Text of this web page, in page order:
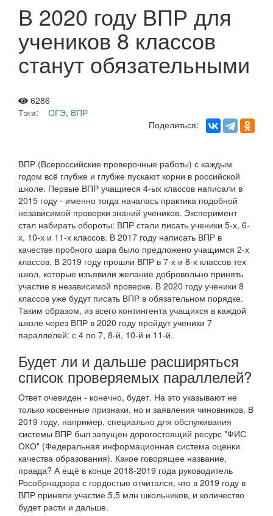
В 2020 году ВПР для
учеников 8 классов
станут обязательными
6286
Тэги:
ОГЭ, ВПР
Поделиться:
ВПР (Всероссийские проверочные работы) с каждым
годом всё глубже и глубже пускают корни в российской
школе. Первые ВПР учащиеся 4-ых классов написали в
2015 году - именно тогда началась практика подобной
независимой проверки знаний учеников. Эксперимент
стал набирать обороты: ВПР стали писать ученики 5-х, 6-
х, 10-х и 11-х классов. В 2017 году написать ВПР в
качестве пробного шара было предложено учащимся 2-х
классов. В 2019 году прошли ВПР в 7-х и 8-х классов тех
школ, которые изъявили желание добровольно принять
участие в независимой проверке. В 2020 году ученики 8
классов уже будут писать ВПР в обязательном порядке.
Таким образом, из всего контингента учащихся в каждой
школе через ВПР в 2020 году пройдут ученики 7
параллелей: с 4 по 7, 8-й, 10-й и 11-й.
Будет ли и дальше расширяться
список проверяемых параллелей?
Ответ очевиден - конечно, будет. На это указывают не
только косвенные признаки, но и заявления чиновников. В
2019 году, например, специально для обслуживания
системы ВПР был запущен дорогостоящий ресурс "ФИС
ОКО" (Федеральная информационная система оценки
качества образования). Какое говорящее название,
правда? А ещё в конце 2018-2019 года руководитель
Рособрнадзора с гордостью отчитался, что в 2019 году в
ВПР приняли участие 5,5 млн школьников, и количество
будет расти и дальше.